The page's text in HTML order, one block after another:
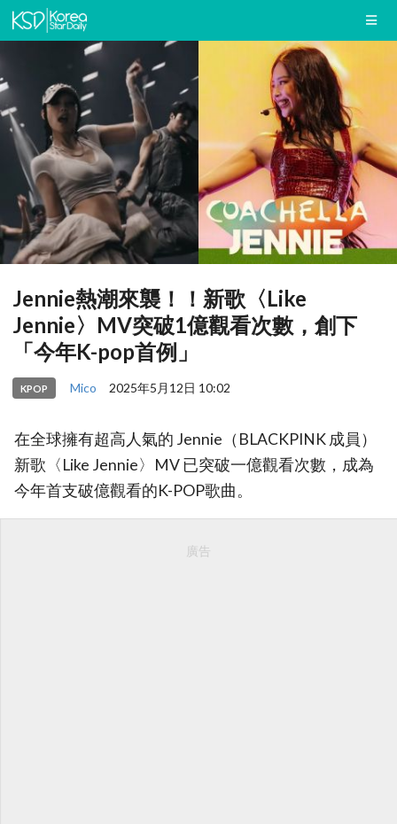
Jennie熱潮來襲！！新歌〈Like
Jennie〉MV突破1億觀看次數，創下
「今年K-pop首例」
KPOP Mico 2025年5月12日 10:02
在全球擁有超高人氣的 Jennie（BLACKPINK 成員）
新歌〈Like Jennie〉MV 已突破一億觀看次數，成為
今年首支破億觀看的K-POP歌曲。
廣告